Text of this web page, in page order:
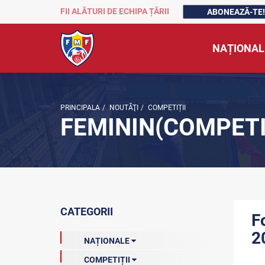
FII ALĂTURI DE ECHIPA ȚĂRII ABONEAZĂ-TE!
PRINCIPALA / NOUTĂŢI / COMPETIȚII
CATEGORII
NAȚIONALE
COMPETIȚII